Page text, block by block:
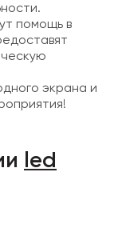
помощь в
экрана и
led